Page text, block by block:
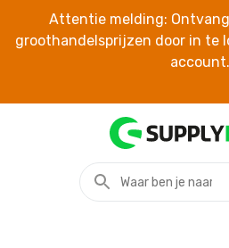
Attentie melding:
groothandelsprijzen door in te
account.